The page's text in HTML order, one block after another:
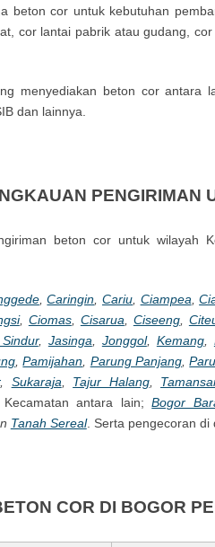
beton cor untuk kebutuhan
cor lantai pabrik atau gudang,
mеnуеdіаkаn bеtоn соr аntаrа
dan lainnya.
PENGIRIMAN
beton cor untuk wilayah
,Caringin Cariu Ciampea ,
, Ciomas, Cisarua Ciseeng,
, Jasinga Jonggol, Kemang,
,Pamijahan Parung Panjang ,
, Sukaraja Tajur Halang,
Kecamatan antara lain;Bogor
Tanah Sereal. Serta pengecoran di
COR DI BOGOR